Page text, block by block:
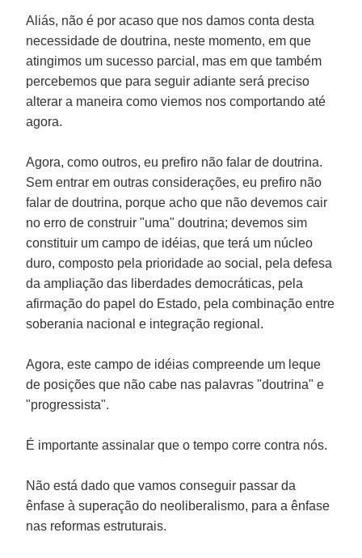
Aliás, não é por acaso que nos damos conta desta
necessidade de doutrina, neste momento, em que
atingimos um sucesso parcial, mas em que também
percebemos que para seguir adiante será preciso
alterar a maneira como viemos nos comportando até
agora.
Agora, como outros, eu prefiro não falar de doutrina.
Sem entrar em outras considerações, eu prefiro não
falar de doutrina, porque acho que não devemos cair
no erro de construir "uma" doutrina; devemos sim
constituir um campo de idéias, que terá um núcleo
duro, composto pela prioridade ao social, pela defesa
da ampliação das liberdades democráticas, pela
afirmação do papel do Estado, pela combinação entre
soberania nacional e integração regional.
Agora, este campo de idéias compreende um leque
de posições que não cabe nas palavras "doutrina" e
"progressista".
É importante assinalar que o tempo corre contra nós.
Não está dado que vamos conseguir passar da
ênfase à superação do neoliberalismo, para a ênfase
nas reformas estruturais.